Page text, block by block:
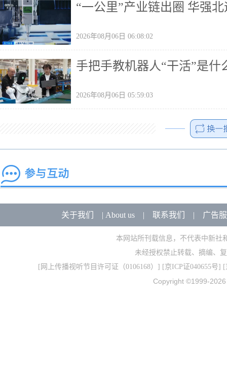
“一公里”产业链出圈 华强
2026年08月06日 06:08:02
手把手教机器人“干活”是
2026年08月06日 05:59:03
关于我们 | About us| 联系我们 | 广告
本网站所刊载信息，不代表中新社
未经授权禁止转载、摘编、
[ 网上传播视听节目许可证（0106168） ] [京ICP证040655号] [
Copyright ©1999-